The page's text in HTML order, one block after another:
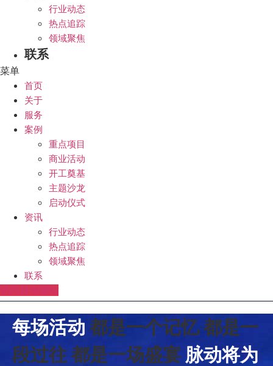
行业动态
热点追踪
领域聚焦
联系
菜单
首页
关于
服务
案例
重点项目
商业活动
开工奠基
主题沙龙
启动仪式
资讯
行业动态
热点追踪
领域聚焦
联系
每场活动 都是一个记忆都是一
段过往 都是一场盛宴 脉动将为